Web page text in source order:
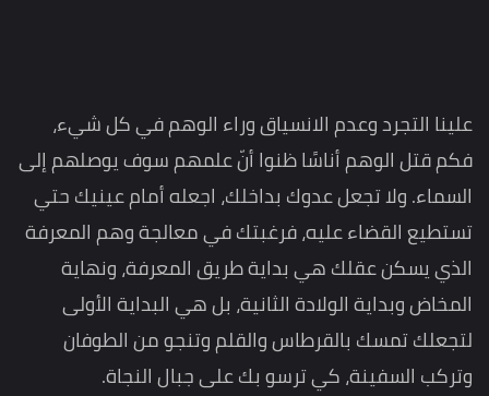
علينا التجرد وعدم الانسياق وراء الوهم في كل شيء،
فكم قتل الوهم أناسًا ظنوا أنّ علمهم سوف يوصلهم إلى
السماء. ولا تجعل عدوك بداخلك، اجعله أمام عينيك حتي
تستطيع القضاء عليه، فرغبتك في معالجة وهم المعرفة
الذي يسكن عقلك هي بداية طريق المعرفة، ونهاية
المخاض وبداية الولادة الثانية، بل هي البداية الأولى
لتجعلك تمسك بالقرطاس والقلم وتنجو من الطوفان
وتركب السفينة، كي ترسو بك على جبال النجاة.